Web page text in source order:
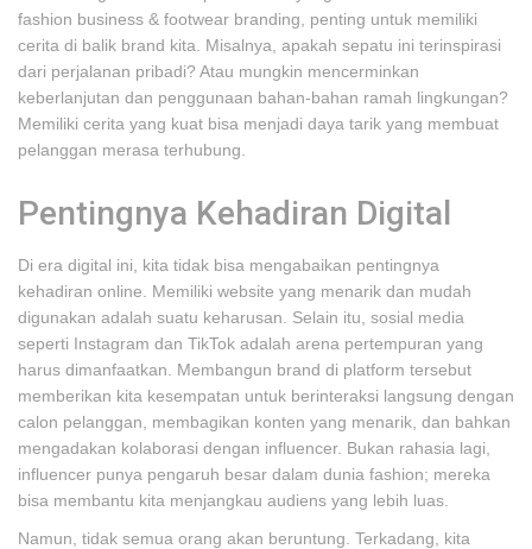
fashion business & footwear branding, penting untuk memiliki
cerita di balik brand kita. Misalnya, apakah sepatu ini terinspirasi
dari perjalanan pribadi? Atau mungkin mencerminkan
keberlanjutan dan penggunaan bahan-bahan ramah lingkungan?
Memiliki cerita yang kuat bisa menjadi daya tarik yang membuat
pelanggan merasa terhubung.
Pentingnya Kehadiran Digital
Di era digital ini, kita tidak bisa mengabaikan pentingnya
kehadiran online. Memiliki website yang menarik dan mudah
digunakan adalah suatu keharusan. Selain itu, sosial media
seperti Instagram dan TikTok adalah arena pertempuran yang
harus dimanfaatkan. Membangun brand di platform tersebut
memberikan kita kesempatan untuk berinteraksi langsung dengan
calon pelanggan, membagikan konten yang menarik, dan bahkan
mengadakan kolaborasi dengan influencer. Bukan rahasia lagi,
influencer punya pengaruh besar dalam dunia fashion; mereka
bisa membantu kita menjangkau audiens yang lebih luas.
Namun, tidak semua orang akan beruntung. Terkadang, kita